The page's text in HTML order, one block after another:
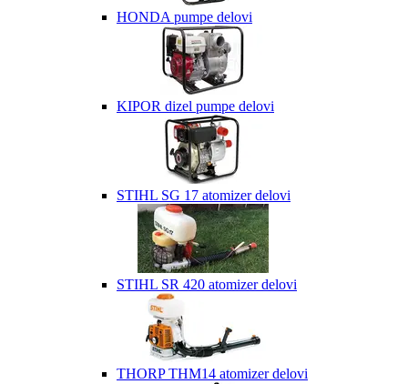
HONDA pumpe delovi
KIPOR dizel pumpe delovi
STIHL SG 17 atomizer delovi
STIHL SR 420 atomizer delovi
THORP THM14 atomizer delovi